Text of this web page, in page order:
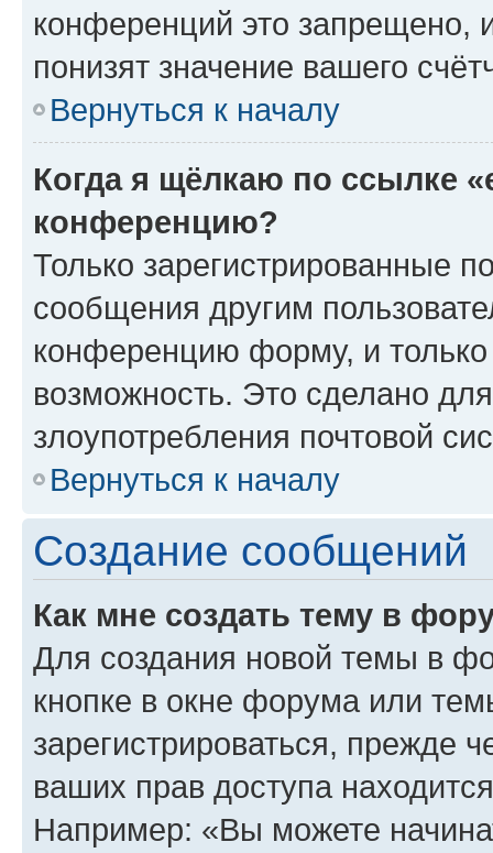
конференций это запрещено,
понизят значение вашего
Вернуться к началу
Когда я щёлкаю по ссылке
конференцию?
Только зарегистрированные
сообщения другим
конференцию форму, и
возможность. Это сделано
злоупотребления почтовой
Вернуться к началу
Создание сообщений
Как мне создать тему в
Для создания новой темы в
кнопке в окне форума или
зарегистрироваться, прежде
ваших прав доступа
Например: «Вы можете